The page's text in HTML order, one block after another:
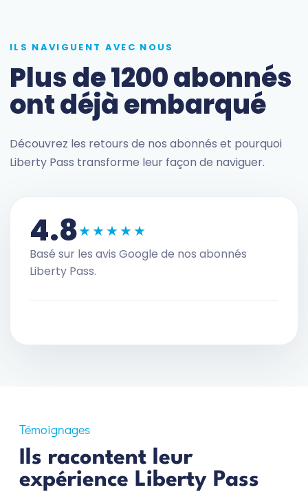
ILS NAVIGUENT AVEC NOUS
Plus de 1200 abonnés
ont déjà embarqué
Découvrez les retours de nos abonnés et pourquoi
Liberty Pass transforme leur façon de naviguer.
4.8★★★★★
Basé sur les avis Google de nos abonnés
Liberty Pass.
Témoignages
Ils racontent leur
expérience Liberty Pass